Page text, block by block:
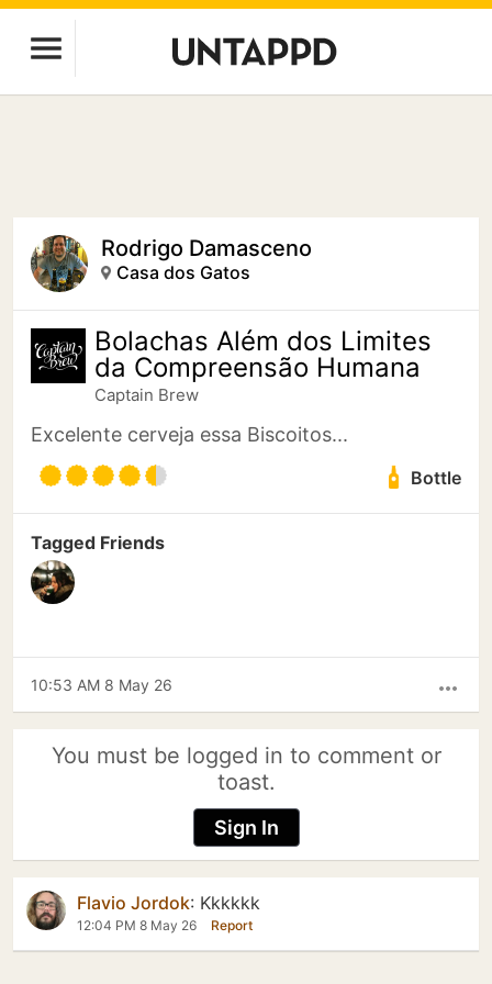
Rodrigo Damasceno
Casa dos Gatos
Bolachas Além dos Limites
da Compreensão Humana
Captain Brew
Excelente cerveja essa Biscoitos...
Bottle
Tagged Friends
more_horiz
10:53 AM 8 May 26
You must be logged in to comment or
toast.
Sign In
Flavio Jordok: Kkkkkk
12:04 PM 8 May 26 Report